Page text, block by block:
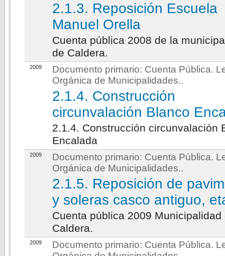
2.1.3. Reposición Escuela
Manuel Orella
Cuenta pública 2008 de la
de Caldera.
2009 Documento primario: Cuenta Pública.
Orgánica de Municipalidades..
2.1.4. Construcción
circunvalación Blanco
2.1.4. Construcción circunvalación
Encalada
2009 Documento primario: Cuenta Pública.
Orgánica de Municipalidades..
2.1.5. Reposición de
y soleras casco antiguo,
Cuenta pública 2009 Municipalidad
Caldera.
2009 Documento primario: Cuenta Pública.